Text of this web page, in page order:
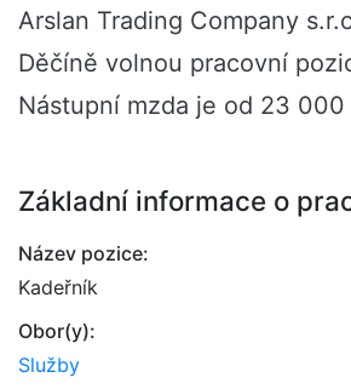
Arslan Trading Company
Děčíně volnou pracovní
Nástupní mzda je od 23 000
Základní informace o
Název pozice:
Kadeřník
Obor(y):
Služby